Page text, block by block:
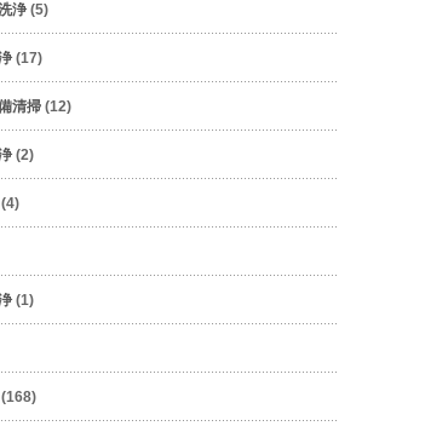
浄 (5)
(17)
清掃 (12)
(2)
(4)
(1)
(168)